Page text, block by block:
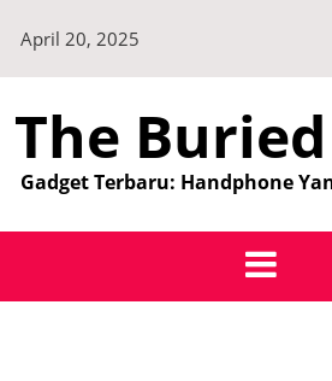
content
April 20, 2025
The
Gadget Terbaru: Handphone